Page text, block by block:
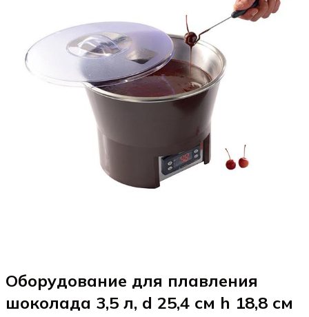
Оборудование для плавления
шоколада 3,5 л, d 25,4 см h 18,8 см